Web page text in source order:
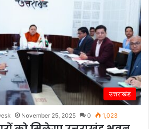
उत्तराखंड
November 25, 2025 0 1,023